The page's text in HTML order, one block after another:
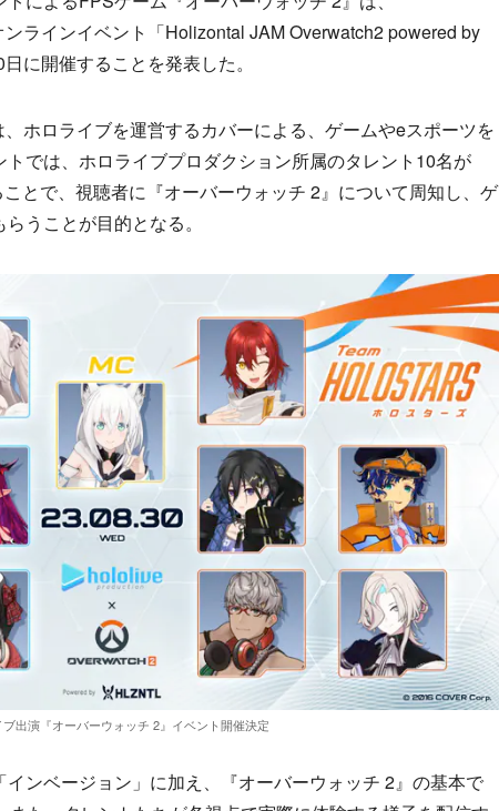
ラインイベント「Holizontal JAM Overwatch2 powered by
に開催することを発表した。
ホロライブを運営するカバーによる、ゲームやeスポーツを
では、ホロライブプロダクション所属のタレント10名が
とで、視聴者に『オーバーウォッチ 2』について周知し、ゲ
うことが目的となる。
出演『オーバーウォッチ 2』イベント開催決定
ンベージョン」に加え、『オーバーウォッチ 2』の基本で